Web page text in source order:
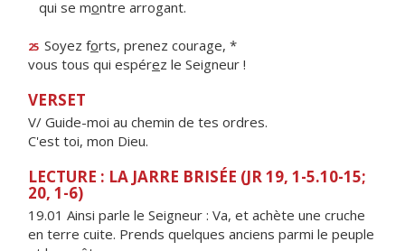
qui se montre arrogant.
25 Soyez forts, prenez courage, *
vous tous qui espérez le Seigneur !
VERSET
V/ Guide-moi au chemin de tes ordres.
C'est toi, mon Dieu.
LECTURE : LA JARRE BRISÉE (JR 19, 1-5.10-15;
20, 1-6)
19.01 Ainsi parle le Seigneur : Va, et achète une cruche
en terre cuite. Prends quelques anciens parmi le peuple